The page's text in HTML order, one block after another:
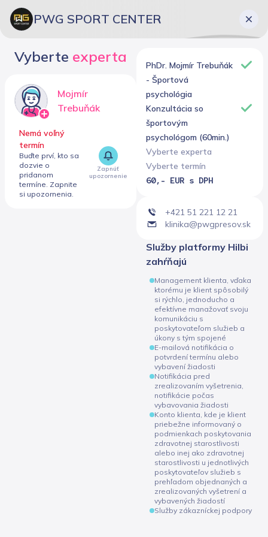
PWG SPORT CENTER
Vyberte experta
Mojmír
Trebuňák
Nemá voľný
termín
Buďte prví, kto sa
dozvie o
pridanom
termíne. Zapnite
si upozornenia.
Zapnúť
upozornenie
PhDr. Mojmír Trebuňák
- Športová
psychológia
Konzultácia so
športovým
psychológom (60min.)
Vyberte experta
Vyberte termín
60,- EUR s DPH
+421 51 221 12 21
klinika@pwgpresov.sk
Služby platformy Hilbi
zahŕňajú
Management klienta, vďaka
ktorému je klient spôsobilý
si rýchlo, jednoducho a
efektívne manažovať svoju
komunikáciu s
poskytovateľom služieb a
úkony s tým spojené
E-mailová notifikácia o
potvrdení termínu alebo
vybavení žiadosti
Notifikácia pred
zrealizovaním vyšetrenia,
notifikácie počas
vybavovania žiadosti
Konto klienta, kde je klient
priebežne informovaný o
podmienkach poskytovania
zdravotnej starostlivosti
alebo inej ako zdravotnej
starostlivosti u jednotlivých
poskytovateľov služieb s
prehľadom objednaných a
zrealizovaných vyšetrení a
vybavených žiadostí
Služby zákazníckej podpory